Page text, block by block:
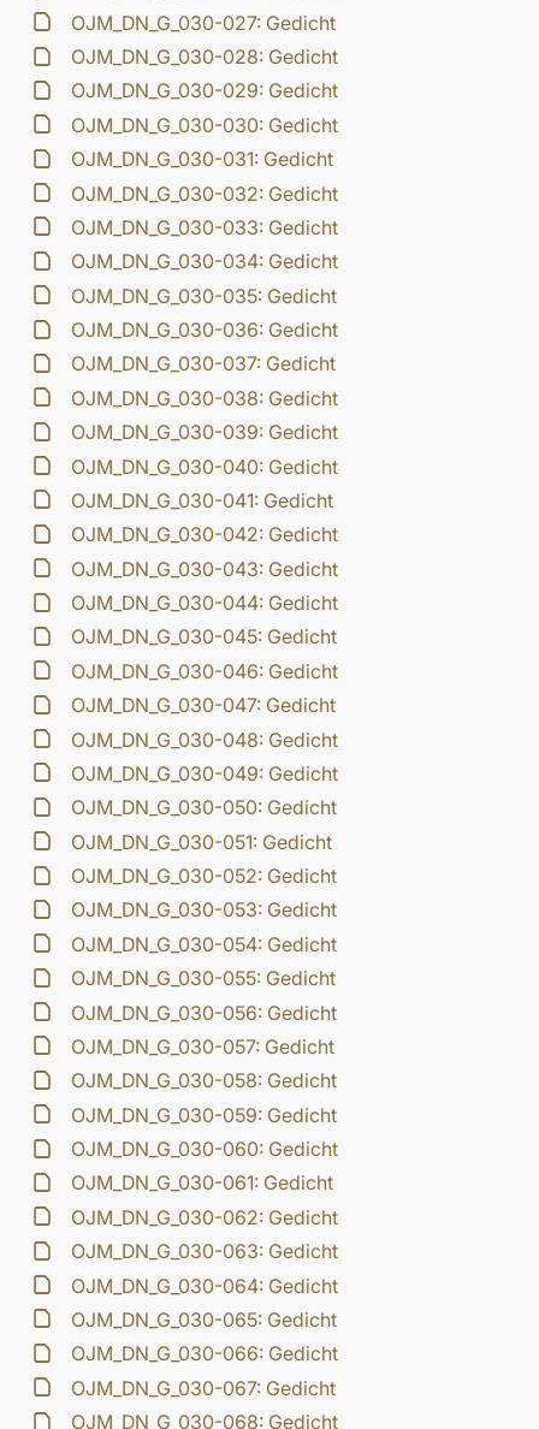
OJM_DN_G_030-027: Gedicht
OJM_DN_G_030-028: Gedicht
OJM_DN_G_030-029: Gedicht
OJM_DN_G_030-030: Gedicht
OJM_DN_G_030-031: Gedicht
OJM_DN_G_030-032: Gedicht
OJM_DN_G_030-033: Gedicht
OJM_DN_G_030-034: Gedicht
OJM_DN_G_030-035: Gedicht
OJM_DN_G_030-036: Gedicht
OJM_DN_G_030-037: Gedicht
OJM_DN_G_030-038: Gedicht
OJM_DN_G_030-039: Gedicht
OJM_DN_G_030-040: Gedicht
OJM_DN_G_030-041: Gedicht
OJM_DN_G_030-042: Gedicht
OJM_DN_G_030-043: Gedicht
OJM_DN_G_030-044: Gedicht
OJM_DN_G_030-045: Gedicht
OJM_DN_G_030-046: Gedicht
OJM_DN_G_030-047: Gedicht
OJM_DN_G_030-048: Gedicht
OJM_DN_G_030-049: Gedicht
OJM_DN_G_030-050: Gedicht
OJM_DN_G_030-051: Gedicht
OJM_DN_G_030-052: Gedicht
OJM_DN_G_030-053: Gedicht
OJM_DN_G_030-054: Gedicht
OJM_DN_G_030-055: Gedicht
OJM_DN_G_030-056: Gedicht
OJM_DN_G_030-057: Gedicht
OJM_DN_G_030-058: Gedicht
OJM_DN_G_030-059: Gedicht
OJM_DN_G_030-060: Gedicht
OJM_DN_G_030-061: Gedicht
OJM_DN_G_030-062: Gedicht
OJM_DN_G_030-063: Gedicht
OJM_DN_G_030-064: Gedicht
OJM_DN_G_030-065: Gedicht
OJM_DN_G_030-066: Gedicht
OJM_DN_G_030-067: Gedicht
OJM_DN_G_030-068: Gedicht